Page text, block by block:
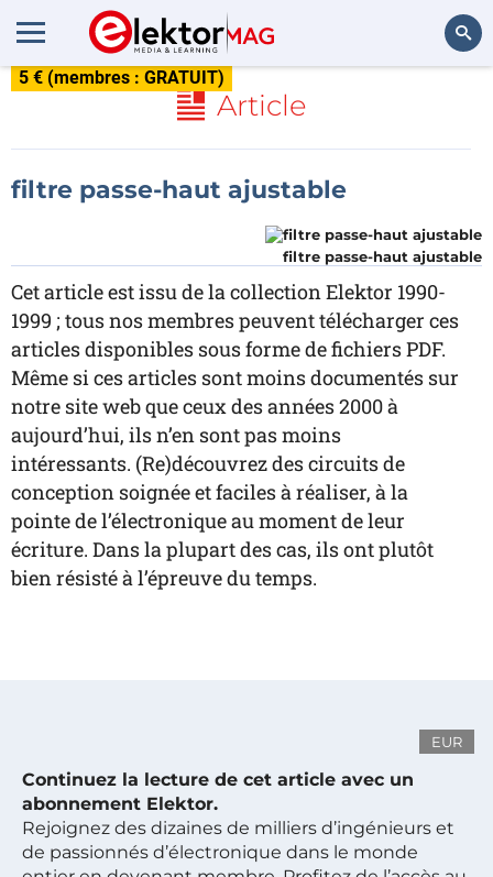
5 € (membres : GRATUIT)
Article
filtre passe-haut ajustable
filtre passe-haut ajustable
Cet article est issu de la collection Elektor 1990-
1999 ; tous nos membres peuvent télécharger ces
articles disponibles sous forme de fichiers PDF.
Même si ces articles sont moins documentés sur
notre site web que ceux des années 2000 à
aujourd’hui, ils n’en sont pas moins
intéressants. (Re)découvrez des circuits de
conception soignée et faciles à réaliser, à la
pointe de l’électronique au moment de leur
écriture. Dans la plupart des cas, ils ont plutôt
bien résisté à l’épreuve du temps.
EUR
Continuez la lecture de cet article avec un
abonnement Elektor.
Rejoignez des dizaines de milliers d’ingénieurs et
de passionnés d’électronique dans le monde